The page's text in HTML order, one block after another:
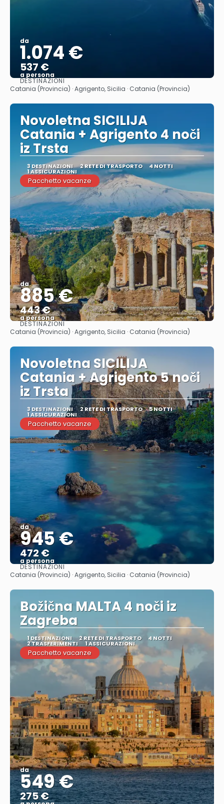
da
1.074 €
537 €
a persona
Vedere
DESTINAZIONI
Catania (Provincia) · Agrigento, Sicilia · Catania (Provincia)
Novoletna SICILIJA
Catania + Agrigento 4 noči
iz Trsta
3 DESTINAZIONI 2 RETE DI TRASPORTO 4 NOTTI
1 ASSICURAZIONI
Pacchetto vacanze
da
885 €
443 €
a persona
Vedere
DESTINAZIONI
Catania (Provincia) · Agrigento, Sicilia · Catania (Provincia)
Novoletna SICILIJA
Catania + Agrigento 5 noči
iz Trsta
3 DESTINAZIONI 2 RETE DI TRASPORTO 5 NOTTI
1 ASSICURAZIONI
Pacchetto vacanze
da
945 €
472 €
a persona
Vedere
DESTINAZIONI
Catania (Provincia) · Agrigento, Sicilia · Catania (Provincia)
Božična MALTA 4 noči iz
Zagreba
1 DESTINAZIONI 2 RETE DI TRASPORTO 4 NOTTI
2 TRASFERIMENTI 1 ASSICURAZIONI
Pacchetto vacanze
da
549 €
275 €